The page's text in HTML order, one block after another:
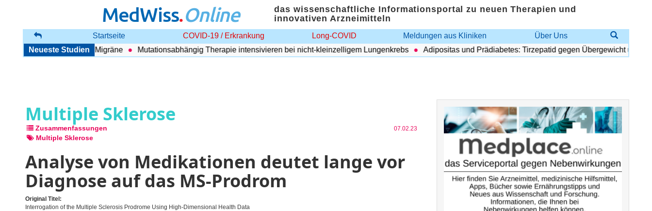
MedWiss.Online
das wissenschaftliche Informationsportal zu neuen Therapien und
innovativen Arzneimitteln
Startseite COVID-19 / Erkrankung Long-COVID Meldungen aus Kliniken
Über Uns
Neueste Studien
zwischen COPD und Migräne Mutationsabhängig Therapie intensivieren bei nicht-kleinzelligem Lungenkrebs Adipositas und Prädiabetes: Tirzepatid gegen Übergewicht und
Multiple Sklerose
Zusammenfassungen 07.02.23
Multiple Sklerose
Analyse von Medikationen deutet lange vor
Diagnose auf das MS-Prodrom
Original Titel:
Interrogation of the Multiple Sclerosis Prodrome Using High-Dimensional Health Data